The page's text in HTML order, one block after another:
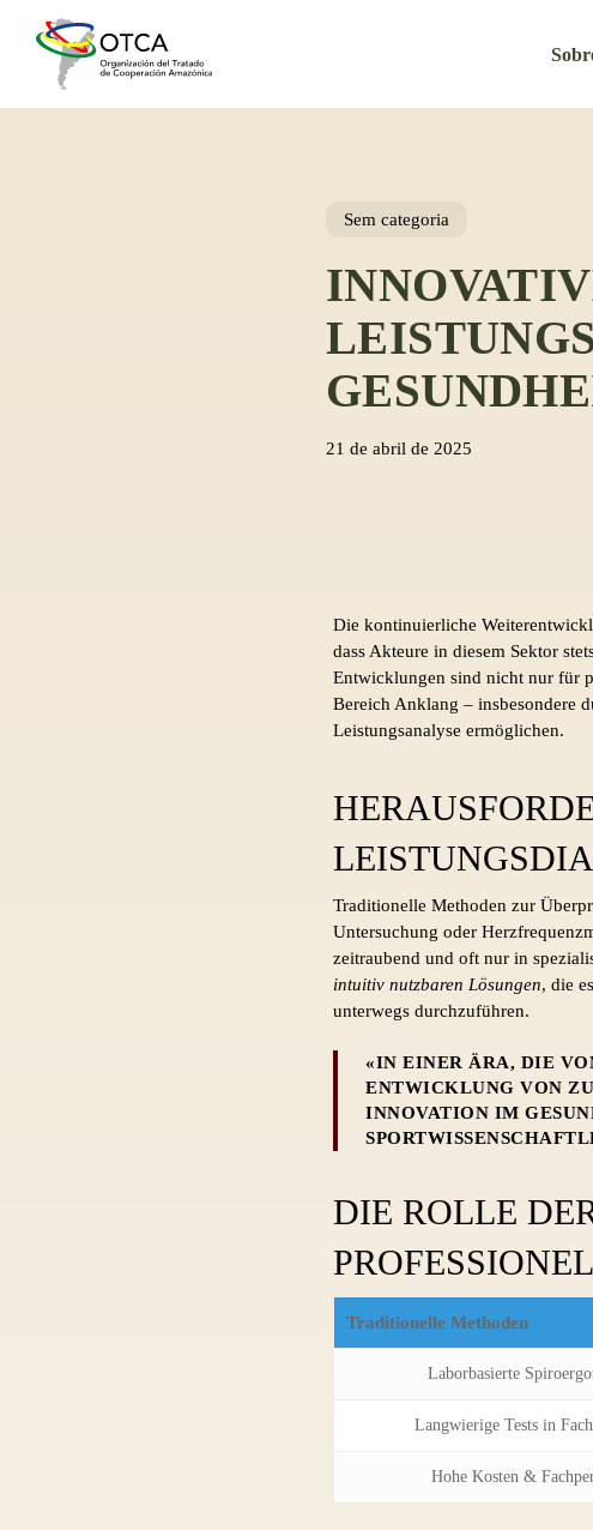
Sem categoria
21 de abril de 2025
Die kontinuierliche
dass Akteure in diesem Sektor
Entwicklungen sind nicht nur für
Bereich Anklang – insbesondere
Leistungsanalyse ermöglichen.
Traditionelle Methoden zur
Untersuchung oder
zeitraubend und oft nur in
intuitiv nutzbaren Lösungen, die
unterwegs durchzuführen.
«IN EINER ÄRA, DIE
ENTWICKLUNG VON
INNOVATION IM
DIE ROLLE
Traditionelle Methoden
Laborbasierte
Langwierige Tests in
Hohe Kosten &